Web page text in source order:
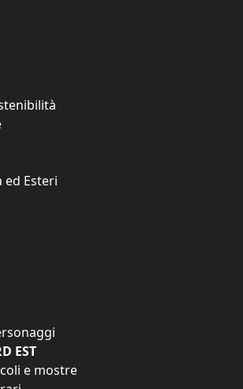
ed Esteri
EST
e mostre